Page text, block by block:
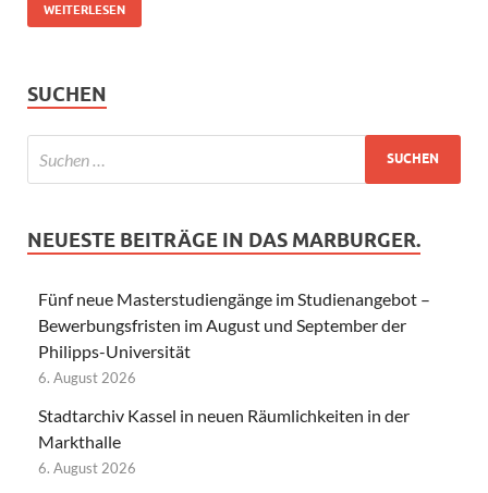
WEITERLESEN
SUCHEN
NEUESTE BEITRÄGE IN DAS MARBURGER.
Fünf neue Masterstudiengänge im Studienangebot –
Bewerbungsfristen im August und September der
Philipps-Universität
6. August 2026
Stadtarchiv Kassel in neuen Räumlichkeiten in der
Markthalle
6. August 2026